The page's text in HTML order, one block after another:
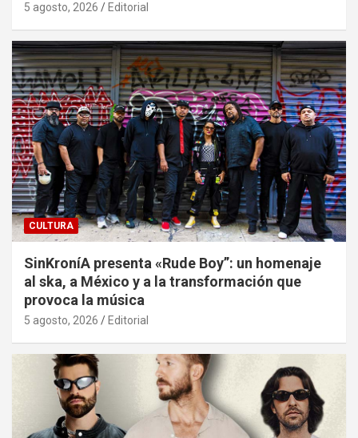
5 agosto, 2026 Editorial
CULTURA
SinKroníA presenta «Rude Boy”: un homenaje
al ska, a México y a la transformación que
provoca la música
5 agosto, 2026 Editorial